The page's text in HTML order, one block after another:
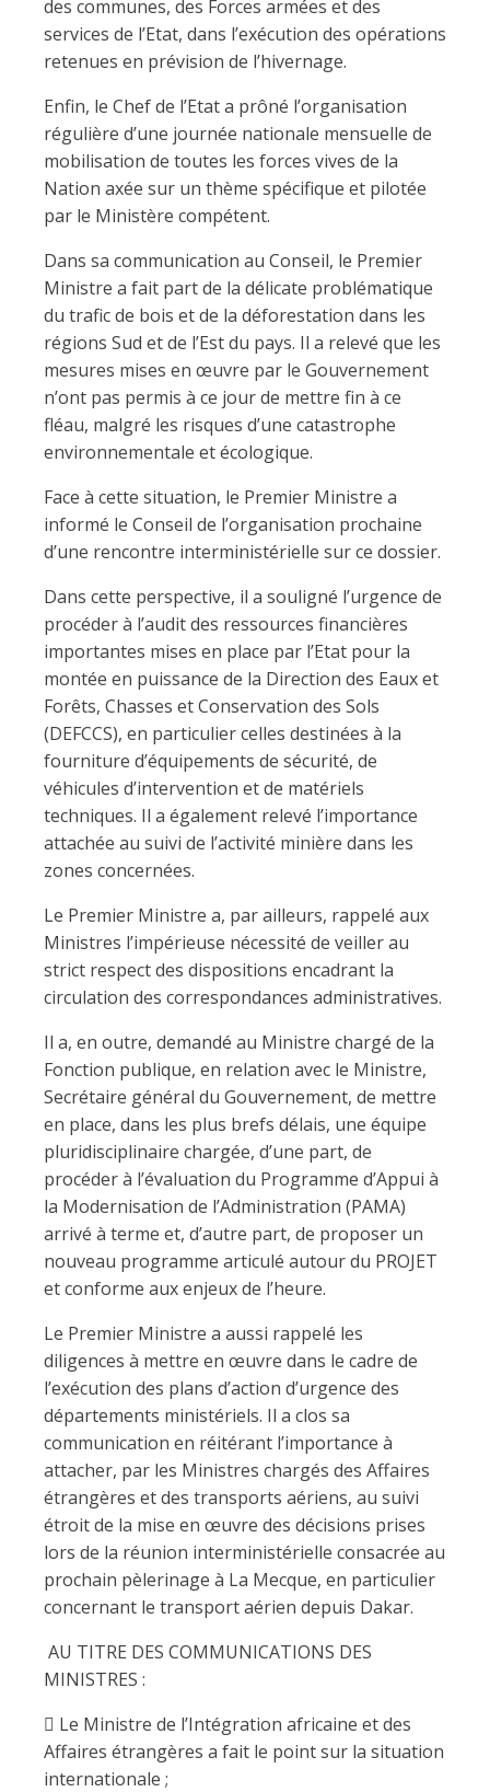
des communes, des Forces armées et des
services de l’Etat, dans l’exécution des opérations
retenues en prévision de l’hivernage.
Enfin, le Chef de l’Etat a prôné l’organisation
régulière d’une journée nationale mensuelle de
mobilisation de toutes les forces vives de la
Nation axée sur un thème spécifique et pilotée
par le Ministère compétent.
Dans sa communication au Conseil, le Premier
Ministre a fait part de la délicate problématique
du trafic de bois et de la déforestation dans les
régions Sud et de l’Est du pays. Il a relevé que les
mesures mises en œuvre par le Gouvernement
n’ont pas permis à ce jour de mettre fin à ce
fléau, malgré les risques d’une catastrophe
environnementale et écologique.
Face à cette situation, le Premier Ministre a
informé le Conseil de l’organisation prochaine
d’une rencontre interministérielle sur ce dossier.
Dans cette perspective, il a souligné l’urgence de
procéder à l’audit des ressources financières
importantes mises en place par l’Etat pour la
montée en puissance de la Direction des Eaux et
Forêts, Chasses et Conservation des Sols
(DEFCCS), en particulier celles destinées à la
fourniture d’équipements de sécurité, de
véhicules d’intervention et de matériels
techniques. Il a également relevé l’importance
attachée au suivi de l’activité minière dans les
zones concernées.
Le Premier Ministre a, par ailleurs, rappelé aux
Ministres l’impérieuse nécessité de veiller au
strict respect des dispositions encadrant la
circulation des correspondances administratives.
Il a, en outre, demandé au Ministre chargé de la
Fonction publique, en relation avec le Ministre,
Secrétaire général du Gouvernement, de mettre
en place, dans les plus brefs délais, une équipe
pluridisciplinaire chargée, d’une part, de
procéder à l’évaluation du Programme d’Appui à
la Modernisation de l’Administration (PAMA)
arrivé à terme et, d’autre part, de proposer un
nouveau programme articulé autour du PROJET
et conforme aux enjeux de l’heure.
Le Premier Ministre a aussi rappelé les
diligences à mettre en œuvre dans le cadre de
l’exécution des plans d’action d’urgence des
départements ministériels. Il a clos sa
communication en réitérant l’importance à
attacher, par les Ministres chargés des Affaires
étrangères et des transports aériens, au suivi
étroit de la mise en œuvre des décisions prises
lors de la réunion interministérielle consacrée au
prochain pèlerinage à La Mecque, en particulier
concernant le transport aérien depuis Dakar.
AU TITRE DES COMMUNICATIONS DES
MINISTRES :
 Le Ministre de l’Intégration africaine et des
Affaires étrangères a fait le point sur la situation
internationale ;